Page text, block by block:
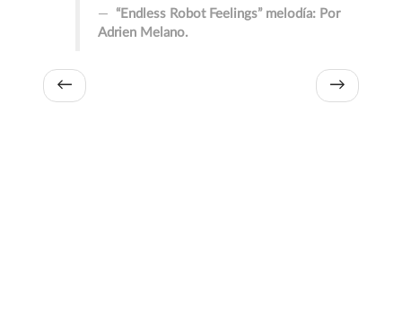
“Endless Robot Feelings” melodía: Por
Adrien Melano.
← →